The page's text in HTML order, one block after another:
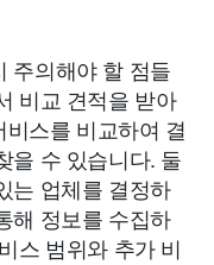
주의해야 할 점들
비교 견적을 받아
스를 비교하여 결
을 수 있습니다. 둘
는 업체를 결정하
해 정보를 수집하
스 범위와 추가 비